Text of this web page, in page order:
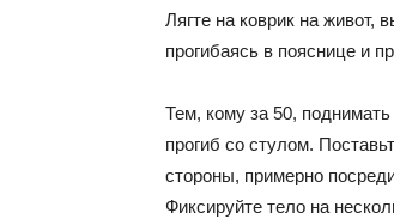
Лягте на коврик на живот,
прогибаясь в пояснице и
Тем, кому за 50,
прогиб со стулом.
стороны, примерно
Фиксируйте тело на